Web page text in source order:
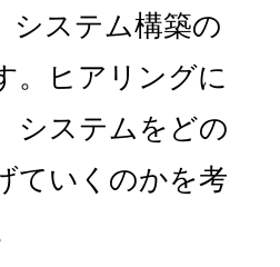
システム構築の
。ヒアリングに
システムをどの
ていくのかを考